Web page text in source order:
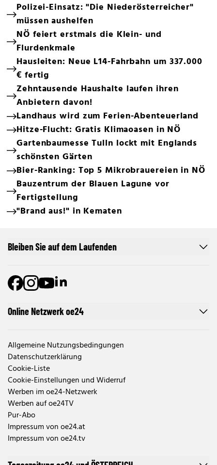
Polizei-Einsatz: "Die Niederösterreicher"
müssen aushelfen
NÖ feiert erstmals die Klein- und
Flurdenkmale
Hausleiten: Neue L14-Fahrbahn um 337.000
€ fertig
Zehntausende Haushalte laufen ihren
Anbietern davon!
Landhaus wird zum Ferien-Abenteuerland
Hitze-Flucht: Gratis Klimaoasen in NÖ
Gartenbaumesse Tulln lockt mit Englands
schönsten Gärten
Bier-Ranking: Top 5 Mikrobrauereien in NÖ
Bauzentrum der Blauen Lagune vor
Fertigstellung
"Brand aus!" in Kematen
Online Netzwerk oe24
Allgemeine Nutzungsbedingungen
Datenschutzerklärung
Cookie-Liste
Cookie-Einstellungen und Widerruf
Werben im oe24-Netzwerk
Werben auf oe24TV
Pur-Abo
Impressum von oe24.at
Impressum von oe24.tv
Bleiben Sie auf dem Laufenden